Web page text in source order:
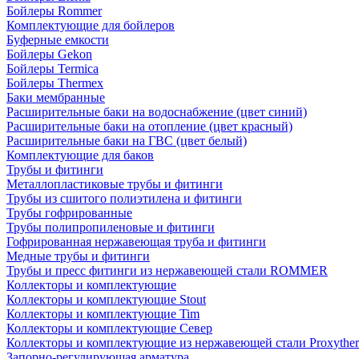
Бойлеры Rommer
Комплектующие для бойлеров
Буферные емкости
Бойлеры Gekon
Бойлеры Termica
Бойлеры Thermex
Баки мембранные
Расширительные баки на водоснабжение (цвет синий)
Расширительные баки на отопление (цвет красный)
Расширительные баки на ГВС (цвет белый)
Комплектующие для баков
Трубы и фитинги
Металлопластиковые трубы и фитинги
Трубы из сшитого полиэтилена и фитинги
Трубы гофрированные
Трубы полипропиленовые и фитинги
Гофрированная нержавеющая труба и фитинги
Медные трубы и фитинги
Трубы и пресс фитинги из нержавеющей стали ROMMER
Коллекторы и комплектующие
Коллекторы и комплектующие Stout
Коллекторы и комплектующие Tim
Коллекторы и комплектующие Север
Коллекторы и комплектующие из нержавеющей стали